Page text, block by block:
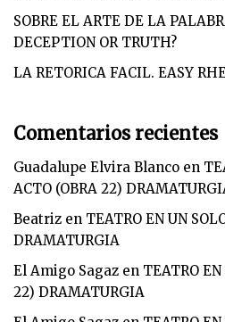
SOBRE EL ARTE DE LA
DECEPTION OR TRUTH?
LA RETORICA FACIL. EASY
Comentarios recientes
Guadalupe Elvira Blanco en
ACTO (OBRA 22)
Beatriz en TEATRO EN UN
DRAMATURGIA
El Amigo Sagaz en TEATRO
22) DRAMATURGIA